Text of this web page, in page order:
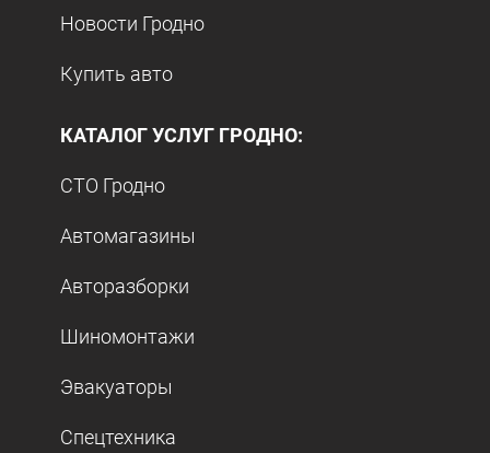
Новости Гродно
Купить авто
КАТАЛОГ УСЛУГ ГРОДНО:
СТО Гродно
Автомагазины
Авторазборки
Шиномонтажи
Эвакуаторы
Спецтехника